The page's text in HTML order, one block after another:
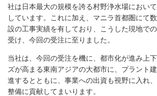
社は日本最大の規模を誇る村野浄水場におい
しています。これに加え、マニラ首都圏にて
設の工事実績を有しており、こうした現地で
受け、今回の受注に至りました。
当社は、今回の受注を機に、都市化が進み上
ズが高まる東南アジアの大都市に、プラント
進するとともに、事業への出資も視野に入れ
整備に貢献してまいります。